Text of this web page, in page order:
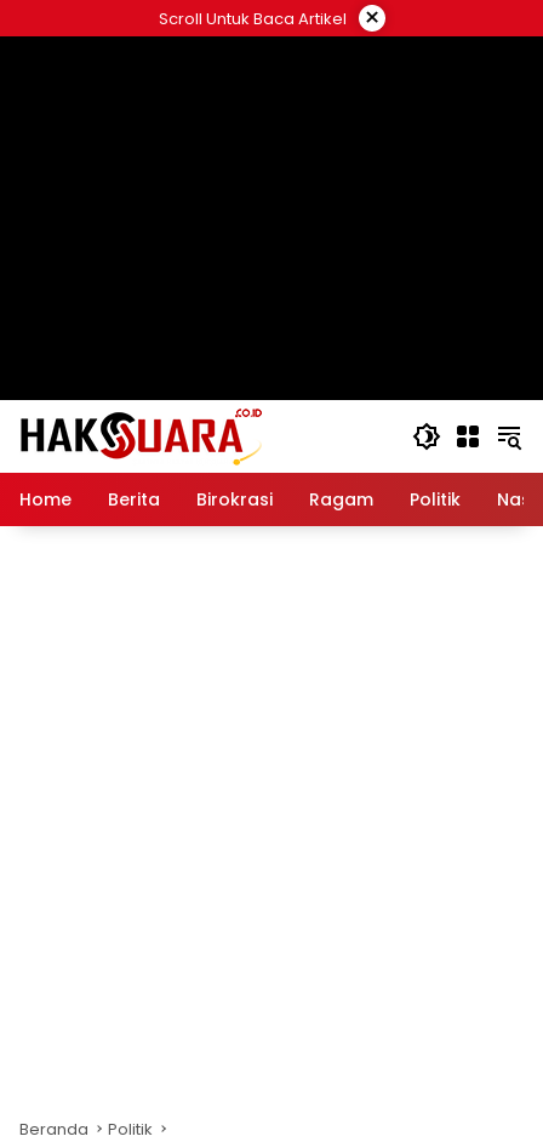
ke
Scroll Untuk Baca Artikel ×
Home Berita Birokrasi Ragam Politik
Beranda Politik